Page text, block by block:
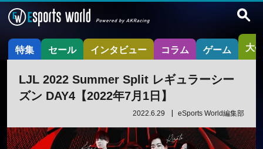
特集 セール インタビュー コラム ゲーム 大
LJL 2022 Summer Split レギュラーシー
ズン DAY4【2022年7月1日】
2022.6.29 eSports World編集部